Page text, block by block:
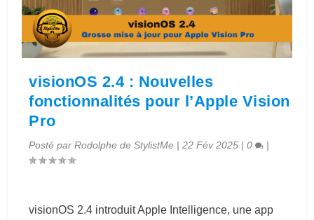
visionOS 2.4 : Nouvelles
fonctionnalités pour l’Apple Vision
Pro
Posté parRodolphe de StylistMe |22 Fév 2025 |0 |
visionOS 2.4 introduit Apple Intelligence, une app